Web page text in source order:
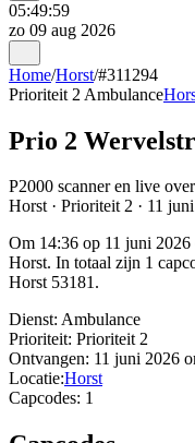
05:49:59
zo 09 aug 2026
Home/Horst/#311294
Prioriteit 2 Ambulance
Prio 2
P2000 scanner en live
Horst · Prioriteit 2 · 11
Om 14:36 op 11 juni
Horst. In totaal zijn 1
Horst 53181.
Dienst: Ambulance
Prioriteit: Prioriteit 2
Ontvangen: 11 juni 2026
Locatie:Horst
Capcodes: 1